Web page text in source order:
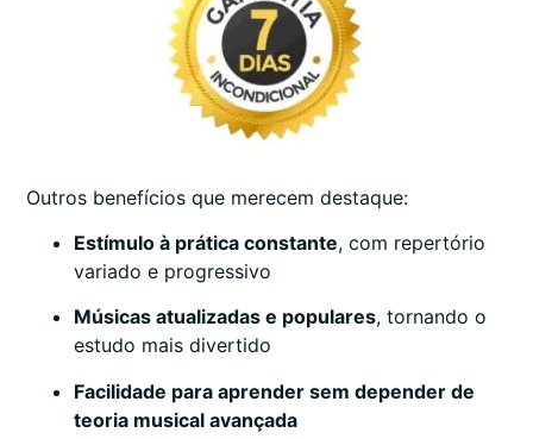
Outros benefícios que merecem destaque:
Estímulo à prática constante, com repertório
variado e progressivo
Músicas atualizadas e populares, tornando o
estudo mais divertido
Facilidade para aprender sem depender de
teoria musical avançada